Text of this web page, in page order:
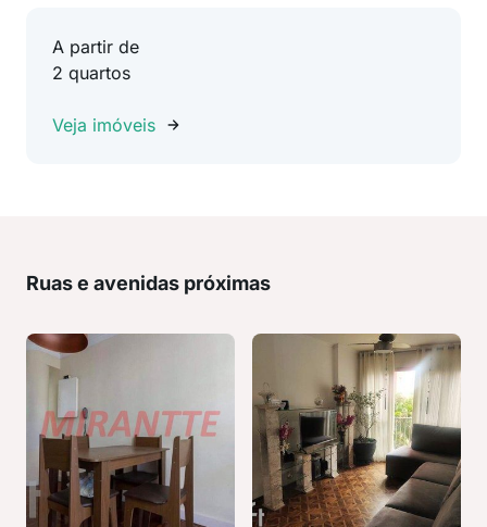
A partir de
2 quartos
Veja imóveis
Ruas e avenidas próximas